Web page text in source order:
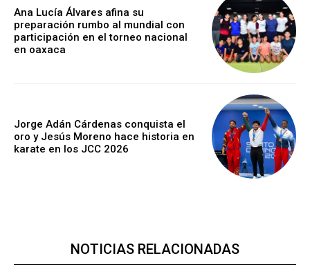
Ana Lucía Álvares afina su
preparación rumbo al mundial con
participación en el torneo nacional
en oaxaca
Jorge Adán Cárdenas conquista el
oro y Jesús Moreno hace historia en
karate en los JCC 2026
NOTICIAS RELACIONADAS